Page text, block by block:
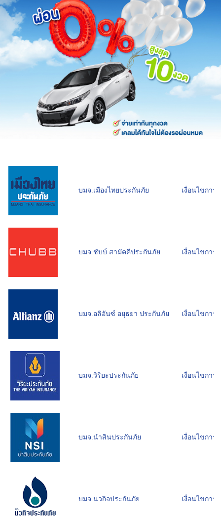
บมจ.เมืองไทยประกันภัย เงื่อนไขการ
บมจ.ชับบ์ สามัคคีประกันภัย เงื่อนไขการ
บมจ.อลิอันซ์ อยุธยา ประกันภัย เงื่อนไขการ
บมจ.วิริยะประกันภัย เงื่อนไขการ
บมจ.นำสินประกันภัย เงื่อนไขการ
บมจ.นวกิจประกันภัย เงื่อนไขการ